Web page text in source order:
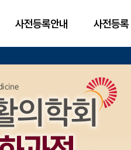
사전등록안내 사전등록